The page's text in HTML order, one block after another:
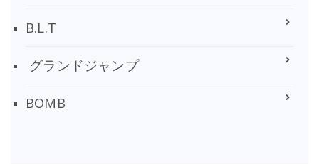
B.L.T
グランドジャンプ
BOMB